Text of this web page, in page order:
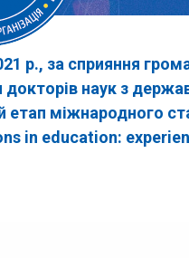
р., за сприяння
наук з
етап міжнародного
in education: